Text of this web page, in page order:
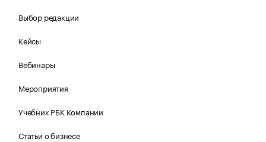
Выбор редакции
Кейсы
Вебинары
Мероприятия
Учебник РБК Компании
Статьи о бизнесе